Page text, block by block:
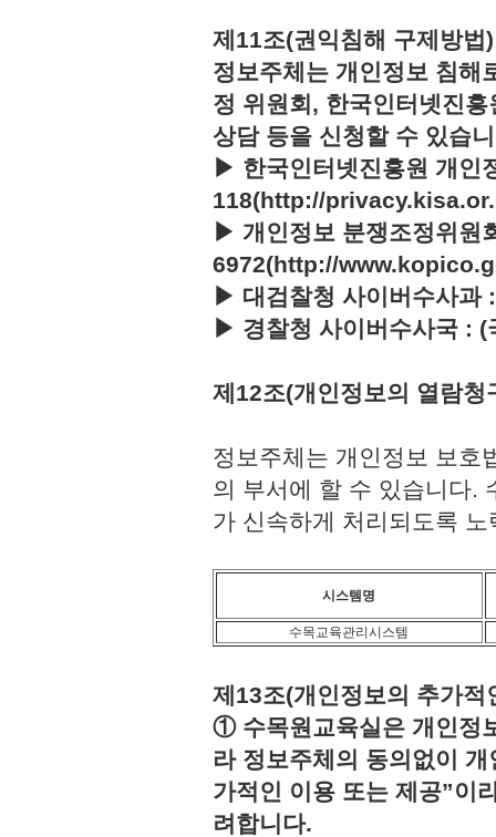
제11조(권익침해 구제방법)
정보주체는 개인정보 침해
정 위원회, 한국인터넷진
상담 등을 신청할 수 있습
▶ 한국인터넷진흥원 개인
118(http://
▶ 개인정보 분쟁조정위원
6972(http://
▶ 대검찰청 사이버수사
▶ 경찰청 사이버수사국 :
제12조(개인정보의 열람청
정보주체는 개인정보 보호
의 부서에 할 수 있습니다.
가 신속하게 처리되도록
시스템명
수목교육관리시스템
제13조(개인정보의 추가적
① 수목원교육실은 개인정
라 정보주체의 동의없이
가적인 이용 또는 제공”이
려합니다.